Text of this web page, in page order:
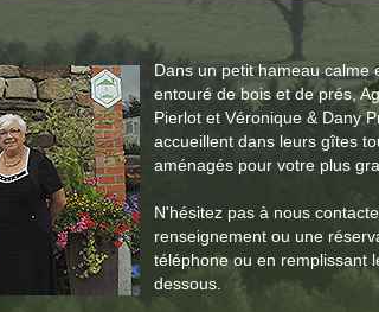
Dans un petit hameau calme
entouré de bois et de prés,
Pierlot et Véronique & Dany
accueillent dans leurs gîtes
aménagés pour votre plus
N'hésitez pas à nous
renseignement ou une
téléphone ou en remplissant
dessous.